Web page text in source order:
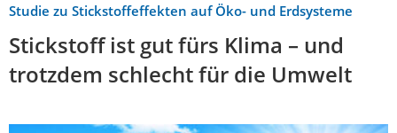
Studie zu Stickstoffeffekten auf Öko- und Erdsysteme
Stickstoff ist gut fürs Klima – und
trotzdem schlecht für die Umwelt